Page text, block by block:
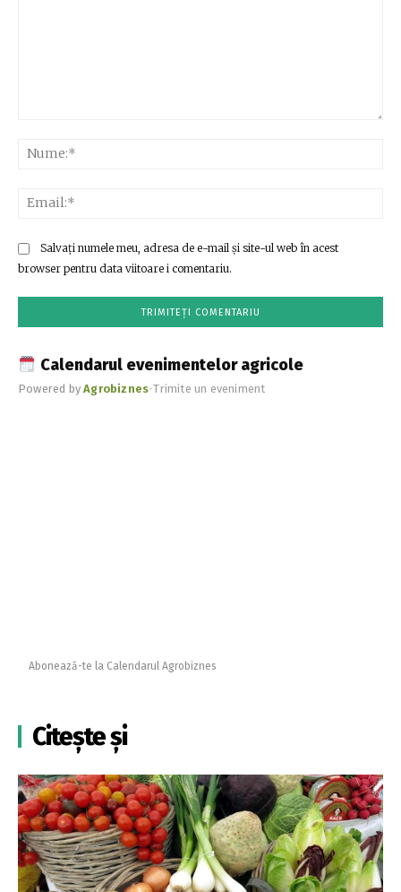
Salvați numele meu, adresa de e-mail și site-ul web în acest
browser pentru data viitoare i comentariu.
Calendarul evenimentelor agricole
Powered byAgrobiznes•Trimite un eveniment
Abonează-te la Calendarul Agrobiznes
Citește și